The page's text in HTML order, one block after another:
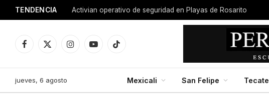
TENDENCIA Activian operativo de seguridad en Playas de Rosarito
Facebook
X
InstagramYouTubeTikTok
jueves, 6 agosto Mexicali San Felipe Tecate